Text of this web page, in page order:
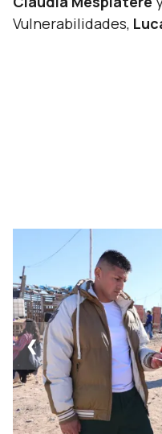
Vulnerabilidades,
❮